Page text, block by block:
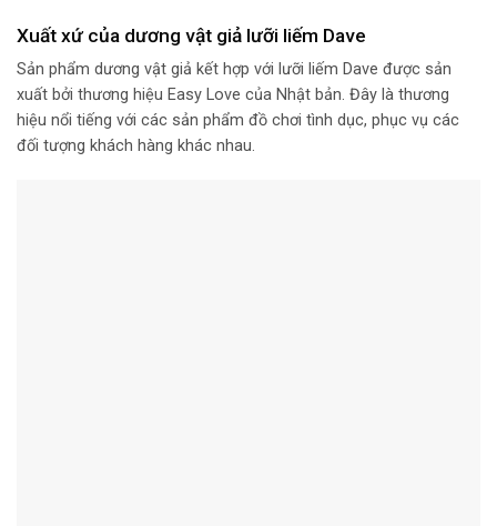
Xuất xứ của dương vật giả lưỡi liếm Dave
Sản phẩm dương vật giả kết hợp với lưỡi liếm Dave được sản
xuất bởi thương hiệu Easy Love của Nhật bản. Đây là thương
hiệu nổi tiếng với các sản phẩm đồ chơi tình dục, phục vụ các
đối tượng khách hàng khác nhau.